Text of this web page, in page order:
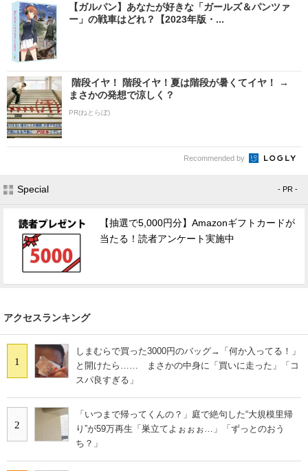
【ガルパン】あなたが好きな「ガールズ＆パンツァ
ー」の戦車はどれ？【2023年版・...
階段イヤ！ 階段イヤ！夏は階段が暑くてイヤ！ →
まさかの発想で涼しく？
PR(ねとらぼ)
Recommended by
Special - PR -
【抽選で5,000円分】Amazonギフトカードが
当たる！読者アンケート実施中
アクセスランキング
1
しまむらで買った3000円のバッグ→「何か入ってる！」
と開けたら…… まさかの中身に「買いに走った」「コ
スパ良すぎる」
2
「いつまで帰ってくんの？」庭で絶句した“大規模里帰
り”が59万再生「巣立てよぉぉぉ…」「ずっとのおう
ち？」